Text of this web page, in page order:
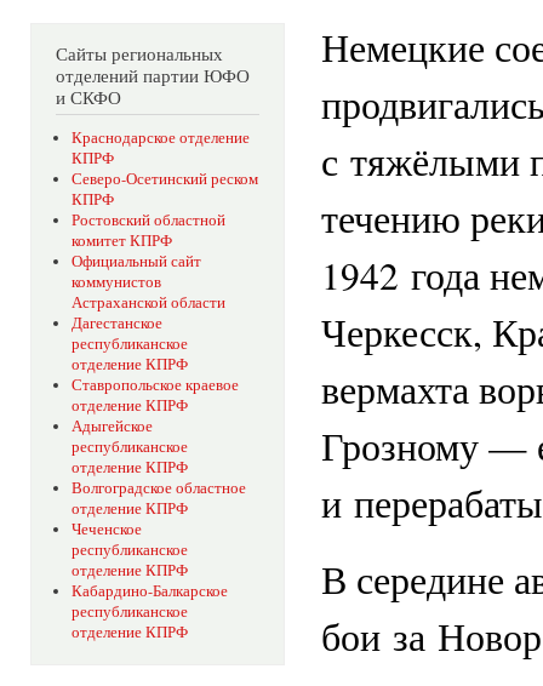
Сайты региональных
отделений партии ЮФО
и СКФО
Краснодарское отделение
КПРФ
Северо-Осетинский реском
КПРФ
Ростовский областной
комитет КПРФ
Официальный сайт
коммунистов
Астраханской области
Дагестанское
республиканское
отделение КПРФ
Ставропольское краевое
отделение КПРФ
Адыгейское
республиканское
отделение КПРФ
Волгоградское областное
отделение КПРФ
Чеченское
республиканское
отделение КПРФ
Кабардино-Балкарское
республиканское
отделение КПРФ
Немецкие
с тяжёлыми
течению
1942 года
Черкесск,
вермахта
Грозному —
и
В середине
бои за